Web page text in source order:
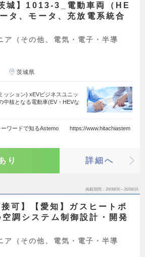
城】1013-3_電動車両（HE
タ、モータ、充放電系統合
ア（その他、電気・電子・半導
茨城県
ッション) xEVビジネスユニッ
中核となる電動車(EV・HEVな
ーワードで知るAstemo https://www.hitachiastem
り 詳細へ
掲載期間 26/08/06～26/08/19
接可】【愛知】ガスヒートポ
調システム制御設計・開発
ア（その他、電気・電子・半導